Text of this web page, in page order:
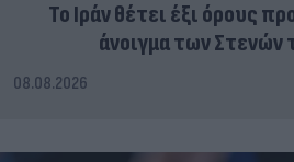
Το Ιράν θέτει έξι όρους
άνοιγμα των Στενών
08.08.2026